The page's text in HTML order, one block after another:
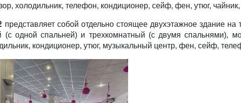
холодильник, телефон, кондиционер, сейф, фен, утюг,
представляет собой отдельно стоящее двухэтажное здание
(с одной спальней) и трехкомнатный (с двумя спальнями),
кондиционер, утюг, музыкальный центр, фен, сейф,